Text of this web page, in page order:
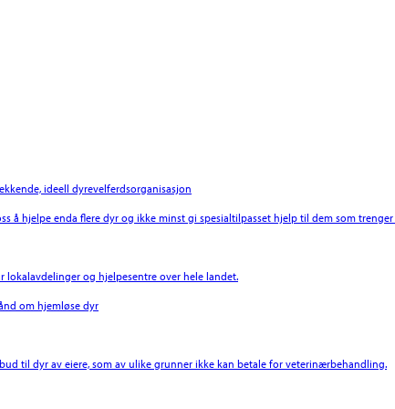
ideell dyrevelferdsorganisasjon
å hjelpe enda flere dyr og ikke minst gi spesialtilpasset hjelp til dem som trenger
lokalavdelinger og hjelpesentre over hele landet.
om hjemløse dyr
til dyr av eiere, som av ulike grunner ikke kan betale for veterinærbehandling.